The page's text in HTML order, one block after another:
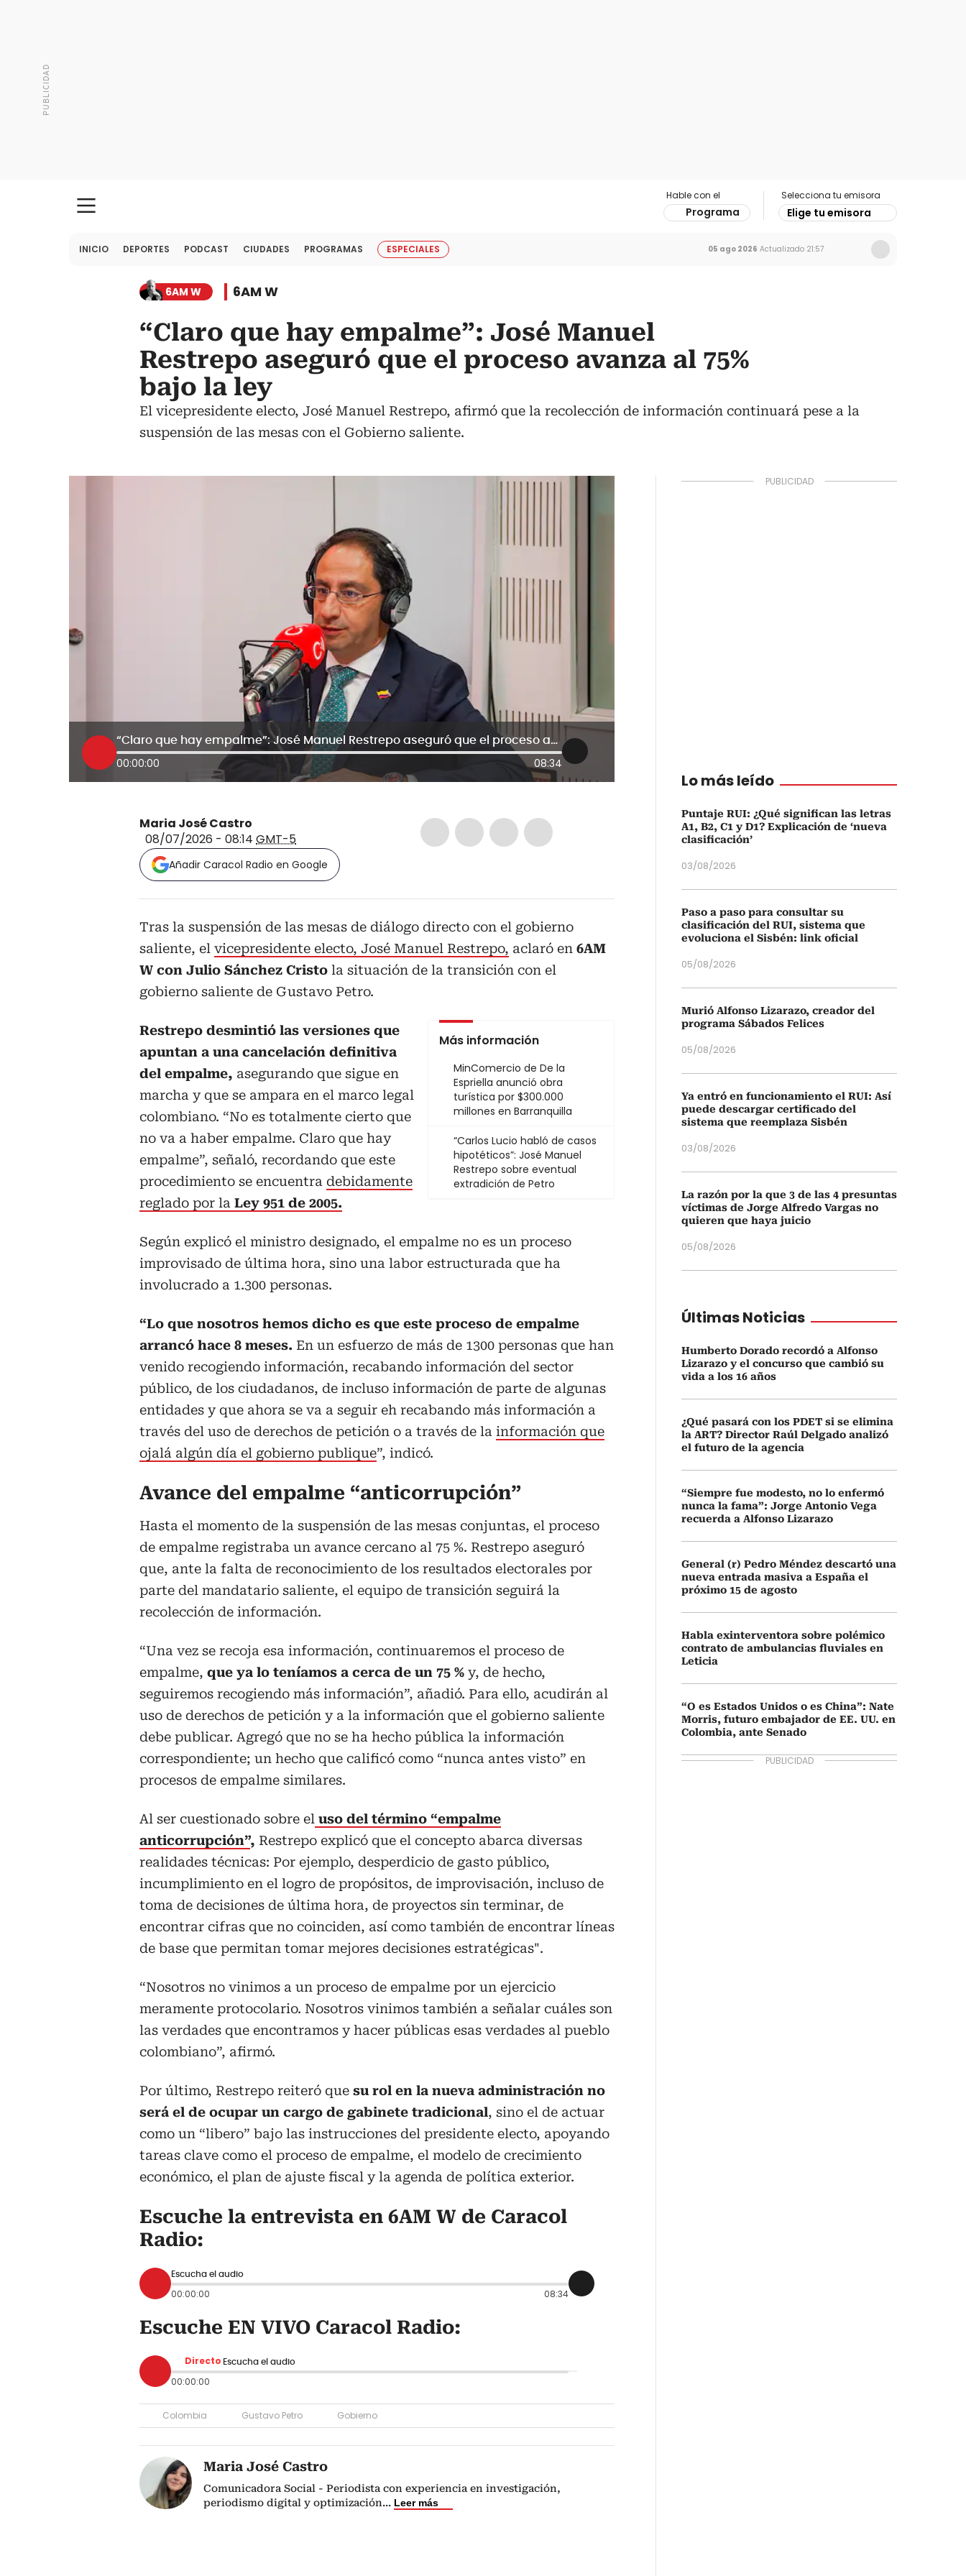
Hable con el
Programa
Selecciona tu emisora
Elige tu emisora
INICIO DEPORTES PODCAST CIUDADES PROGRAMAS ESPECIALES 05 ago 2026 Actualizado 21:57
6AM W 6AM W
“Claro que hay empalme”: José Manuel
Restrepo aseguró que el proceso avanza al 75%
bajo la ley
El vicepresidente electo, José Manuel Restrepo, afirmó que la recolección de información continuará pese a la
suspensión de las mesas con el Gobierno saliente.
“Claro que hay empalme”: José Manuel Restrepo aseguró que el proceso avanza al 75% bajo la ley
00:00:00 08:34
Maria José Castro
08/07/2026 - 08:14 GMT-5
Añadir Caracol Radio en Google
Tras la suspensión de las mesas de diálogo directo con el gobierno
saliente, el vicepresidente electo, José Manuel Restrepo, aclaró en 6AM
W con Julio Sánchez Cristo la situación de la transición con el
gobierno saliente de Gustavo Petro.
Más información
MinComercio de De la
Espriella anunció obra
turística por $300.000
millones en Barranquilla
“Carlos Lucio habló de casos
hipotéticos”: José Manuel
Restrepo sobre eventual
extradición de Petro
Restrepo desmintió las versiones que
apuntan a una cancelación definitiva
del empalme, asegurando que sigue en
marcha y que se ampara en el marco legal
colombiano. “No es totalmente cierto que
no va a haber empalme. Claro que hay
empalme”, señaló, recordando que este
procedimiento se encuentra debidamente
reglado por la Ley 951 de 2005.
Según explicó el ministro designado, el empalme no es un proceso
improvisado de última hora, sino una labor estructurada que ha
involucrado a 1.300 personas.
“Lo que nosotros hemos dicho es que este proceso de empalme
arrancó hace 8 meses. En un esfuerzo de más de 1300 personas que han
venido recogiendo información, recabando información del sector
público, de los ciudadanos, de incluso información de parte de algunas
entidades y que ahora se va a seguir eh recabando más información a
través del uso de derechos de petición o a través de la información que
ojalá algún día el gobierno publique”, indicó.
Avance del empalme “anticorrupción”
Hasta el momento de la suspensión de las mesas conjuntas, el proceso
de empalme registraba un avance cercano al 75 %. Restrepo aseguró
que, ante la falta de reconocimiento de los resultados electorales por
parte del mandatario saliente, el equipo de transición seguirá la
recolección de información.
“Una vez se recoja esa información, continuaremos el proceso de
empalme, que ya lo teníamos a cerca de un 75 % y, de hecho,
seguiremos recogiendo más información”, añadió. Para ello, acudirán al
uso de derechos de petición y a la información que el gobierno saliente
debe publicar. Agregó que no se ha hecho pública la información
correspondiente; un hecho que calificó como “nunca antes visto” en
procesos de empalme similares.
Al ser cuestionado sobre el uso del término “empalme
anticorrupción”, Restrepo explicó que el concepto abarca diversas
realidades técnicas: Por ejemplo, desperdicio de gasto público,
incumplimiento en el logro de propósitos, de improvisación, incluso de
toma de decisiones de última hora, de proyectos sin terminar, de
encontrar cifras que no coinciden, así como también de encontrar líneas
de base que permitan tomar mejores decisiones estratégicas".
“Nosotros no vinimos a un proceso de empalme por un ejercicio
meramente protocolario. Nosotros vinimos también a señalar cuáles son
las verdades que encontramos y hacer públicas esas verdades al pueblo
colombiano”, afirmó.
Por último, Restrepo reiteró que su rol en la nueva administración no
será el de ocupar un cargo de gabinete tradicional, sino el de actuar
como un “libero” bajo las instrucciones del presidente electo, apoyando
tareas clave como el proceso de empalme, el modelo de crecimiento
económico, el plan de ajuste fiscal y la agenda de política exterior.
Escuche la entrevista en 6AM W de Caracol
Radio:
Escucha el audio
00:00:00 08:34
Escuche EN VIVO Caracol Radio:
Directo Escucha el audio
00:00:00
Colombia Gustavo Petro Gobierno
Maria José Castro
Comunicadora Social - Periodista con experiencia en investigación,
periodismo digital y optimización... Leer más
Lo más leído
Puntaje RUI: ¿Qué significan las letras
A1, B2, C1 y D1? Explicación de ‘nueva
clasificación’
03/08/2026
Paso a paso para consultar su
clasificación del RUI, sistema que
evoluciona el Sisbén: link oficial
05/08/2026
Murió Alfonso Lizarazo, creador del
programa Sábados Felices
05/08/2026
Ya entró en funcionamiento el RUI: Así
puede descargar certificado del
sistema que reemplaza Sisbén
03/08/2026
La razón por la que 3 de las 4 presuntas
víctimas de Jorge Alfredo Vargas no
quieren que haya juicio
05/08/2026
Últimas Noticias
Humberto Dorado recordó a Alfonso
Lizarazo y el concurso que cambió su
vida a los 16 años
¿Qué pasará con los PDET si se elimina
la ART? Director Raúl Delgado analizó
el futuro de la agencia
“Siempre fue modesto, no lo enfermó
nunca la fama”: Jorge Antonio Vega
recuerda a Alfonso Lizarazo
General (r) Pedro Méndez descartó una
nueva entrada masiva a España el
próximo 15 de agosto
Habla exinterventora sobre polémico
contrato de ambulancias fluviales en
Leticia
“O es Estados Unidos o es China”: Nate
Morris, futuro embajador de EE. UU. en
Colombia, ante Senado